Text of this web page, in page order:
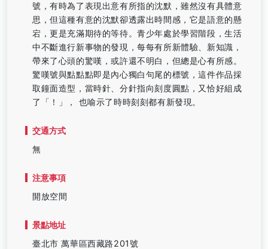
號，有時為了表現出意有所指的沈默，雖然沒有具體意
思，但這種有意的沈默卻透露出時間感，它是語意的懸
宕，更是充滿期待的等待。青少年處於學習階段，生活
中不斷進行新事物的發現，每每有所新體驗、新知識，
帶來了心頭的驚嘆，或許還不明白，但總是心有所感。
驚嘆號與點點點即是內心獨白句尾的標號，這件作品採
取鐘面造型，當時針、分針指向刻度圓點，又恰好組成
了「！」， 也喻示了時時刻刻都有新發現。
交通方式
無
注意事項
開放空間
景點地址
臺北市 萬華區西藏路201號